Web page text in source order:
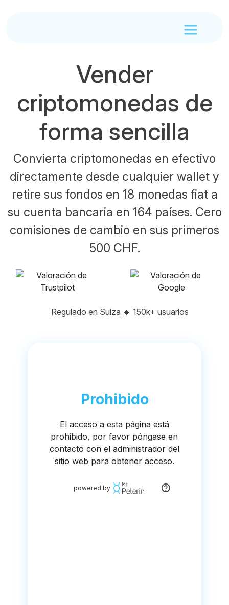
Vender
criptomonedas de
forma sencilla
Convierta criptomonedas en efectivo
directamente desde cualquier wallet y
retire sus fondos en 18 monedas fiat a
su cuenta bancaria en 164 países. Cero
comisiones de cambio en sus primeros
500 CHF.
Regulado en Suiza 🔸 150k+ usuarios